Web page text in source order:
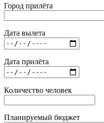
Город прилёта
Дата вылета
Дата прилёта
Количество человек
Планируемый бюджет